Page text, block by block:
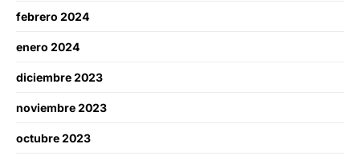
febrero 2024
enero 2024
diciembre 2023
noviembre 2023
octubre 2023